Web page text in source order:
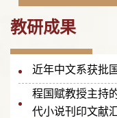
教研成果
近年中文系获批
程国赋教授主持
代小说刊印文献